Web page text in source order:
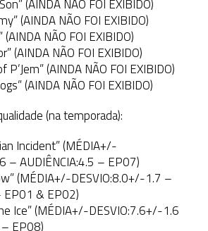
(AINDA NÃO FOI EXIBIDO)
(AINDA NÃO FOI EXIBIDO)
NÃO FOI EXIBIDO)
(AINDA NÃO FOI EXIBIDO)
(AINDA NÃO FOI EXIBIDO)
(AINDA NÃO FOI EXIBIDO)
(na temporada):
Incident” (MÉDIA+/-
– AUDIÊNCIA:4.5 – EP07)
(MÉDIA+/-DESVIO:8.0+/-1.7 –
EP01 & EP02)
Ice” (MÉDIA+/-DESVIO:7.6+/-1.6
– EP08)